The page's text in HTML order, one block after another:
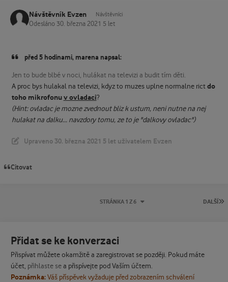
Návštěvník Evzen Návštěvníci
Odesláno 30. března 2021 5 let
před 5 hodinami, marena napsal:
Jen to bude blbé v noci, hulákat na televizi a budit tím děti.
A proc bys hulakal na televizi, kdyz to muzes uplne normalne rictdo
toho mikrofonuv ovladaci?
(Hint: ovladac je mozne zvednout bliz k ustum, neni nutne na nej
hulakat na dalku... navzdory tomu, ze to je "dalkovy ovladac")
Upraveno 30. března 2021 5 let uživatelem Evzen
Citovat
DALŠÍ
STRÁNKA 1 Z 6
Přidat se ke konverzaci
Přispívat můžete okamžitě a zaregistrovat se později. Pokud máte
účet, přihlaste sea přispívejte pod Vaším účtem.
Poznámka:Váš příspěvek vyžaduje před zobrazením schválení